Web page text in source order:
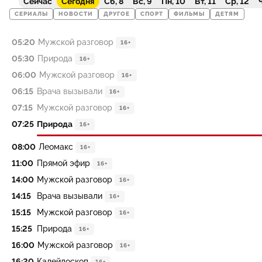
СЕРИАЛЫ НОВОСТИ ДРУГОЕ СПОРТ ФИЛЬМЫ ДЕТЯМ
05:20 Мужской разговор 16+
05:30 Природа 16+
06:00 Мужской разговор 16+
06:15 Врача вызывали 16+
07:15 Мужской разговор 16+
07:25 Природа 16+
08:00 Леомакс 16+
11:00 Прямой эфир 16+
14:00 Мужской разговор 16+
14:15 Врача вызывали 16+
15:15 Мужской разговор 16+
15:25 Природа 16+
16:00 Мужской разговор 16+